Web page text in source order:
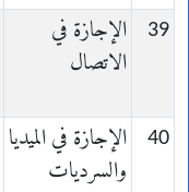
39
الإجازة في
الاتصال
40
الإجازة في الميديا
والسرديات